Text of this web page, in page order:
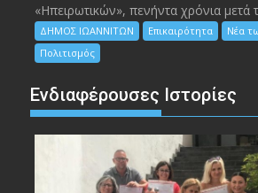
«Ηπειρωτικών», πενήντα χρόνια μετά
ΔΗΜΟΣ ΙΩΑΝΝΙΤΩΝ Επικαιρότητα
Νέα
Πολιτισμός
Ενδιαφέρουσες Ιστορίες